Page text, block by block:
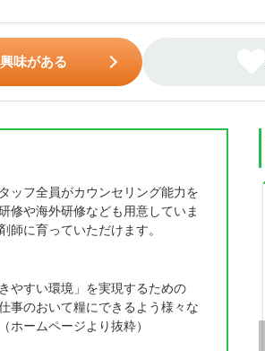
味がある
ッフ全員がカウンセリング能力を
修や海外研修なども用意していま
に育っていただけます。
やすい環境」を実現するための
事のおいて糧にできるよう様々な
ームページより抜粋）